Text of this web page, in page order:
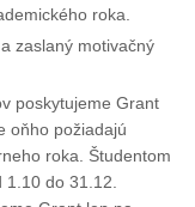
roka.
zaslaný motivačný
poskytujeme Grant
oňho požiadajú
roka. Študentom
do 31.12.